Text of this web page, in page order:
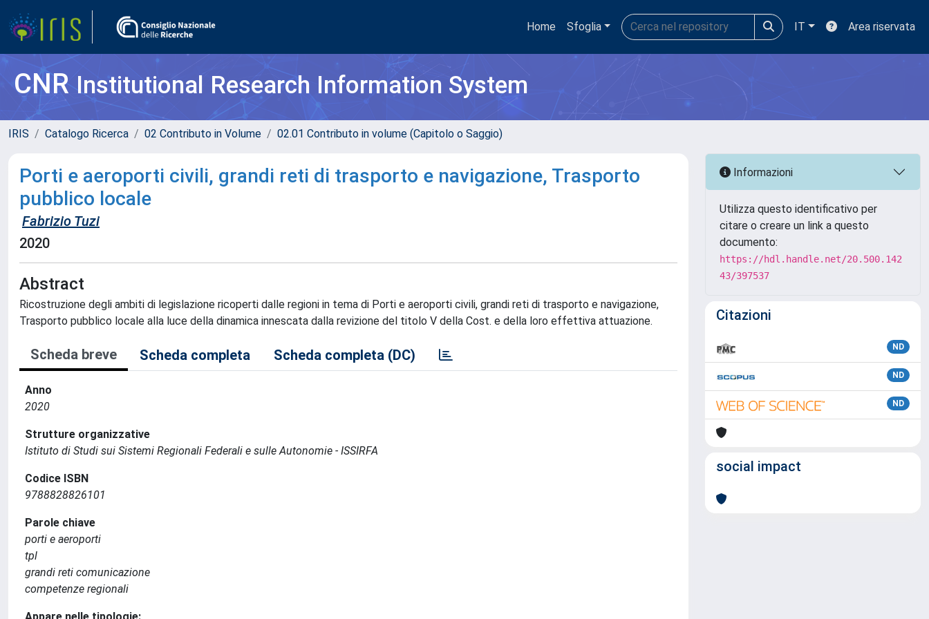
Home Sfoglia IT Area riservata
CNRInstitutional Research Information System
IRIS Catalogo Ricerca 02 Contributo in Volume 02.01 Contributo in volume (Capitolo o Saggio)
Porti e aeroporti civili, grandi reti di trasporto e navigazione, Trasporto
pubblico locale
Fabrizio Tuzi
2020
Abstract
Ricostruzione degli ambiti di legislazione ricoperti dalle regioni in tema di Porti e aeroporti civili, grandi reti di trasporto e navigazione,
Trasporto pubblico locale alla luce della dinamica innescata dalla revizione del titolo V della Cost. e della loro effettiva attuazione.
Scheda breve Scheda completa Scheda completa (DC)
Anno
2020
Strutture organizzative
Istituto di Studi sui Sistemi Regionali Federali e sulle Autonomie - ISSIRFA
Codice ISBN
9788828826101
Parole chiave
porti e aeroporti
tpl
grandi reti comunicazione
competenze regionali
Informazioni
Utilizza questo identificativo per
citare o creare un link a questo
documento:
https://hdl.handle.net/20.500.142
43/397537
Citazioni
ND
ND
ND
social impact